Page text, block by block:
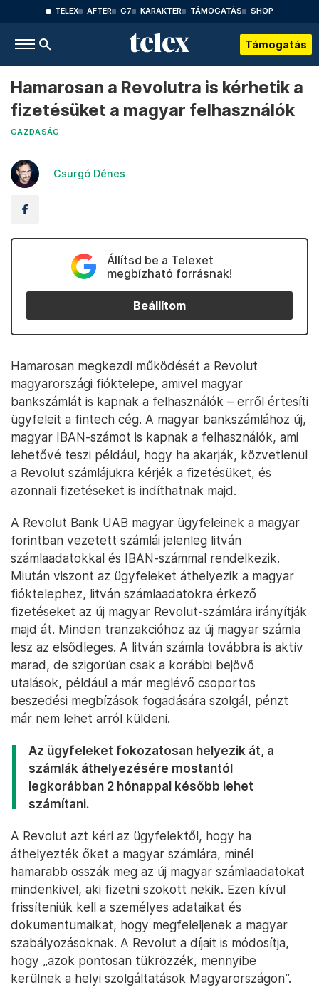
TELEX AFTER G7 KARAKTER TÁMOGATÁS SHOP
Támogatás
Hamarosan a Revolutra is kérhetik a
fizetésüket a magyar felhasználók
GAZDASÁG
Csurgó Dénes
Állítsd be a Telexet
megbízható forrásnak!
Beállítom
Hamarosan megkezdi működését a Revolut
magyarországi fióktelepe, amivel magyar
bankszámlát is kapnak a felhasználók – erről értesíti
ügyfeleit a fintech cég. A magyar bankszámlához új,
magyar IBAN‑számot is kapnak a felhasználók, ami
lehetővé teszi például, hogy ha akarják, közvetlenül
a Revolut számlájukra kérjék a fizetésüket, és
azonnali fizetéseket is indíthatnak majd.
A Revolut Bank UAB magyar ügyfeleinek a magyar
forintban vezetett számlái jelenleg litván
számlaadatokkal és IBAN-számmal rendelkezik.
Miután viszont az ügyfeleket áthelyezik a magyar
fióktelephez, litván számlaadatokra érkező
fizetéseket az új magyar Revolut-számlára irányítják
majd át. Minden tranzakcióhoz az új magyar számla
lesz az elsődleges. A litván számla továbbra is aktív
marad, de szigorúan csak a korábbi bejövő
utalások, például a már meglévő csoportos
beszedési megbízások fogadására szolgál, pénzt
már nem lehet arról küldeni.
Az ügyfeleket fokozatosan helyezik át, a
számlák áthelyezésére mostantól
legkorábban 2 hónappal később lehet
számítani.
A Revolut azt kéri az ügyfelektől, hogy ha
áthelyezték őket a magyar számlára, minél
hamarabb osszák meg az új magyar számlaadatokat
mindenkivel, aki fizetni szokott nekik. Ezen kívül
frissíteniük kell a személyes adataikat és
dokumentumaikat, hogy megfeleljenek a magyar
szabályozásoknak. A Revolut a díjait is módosítja,
hogy „azok pontosan tükrözzék, mennyibe
kerülnek a helyi szolgáltatások Magyarországon”.